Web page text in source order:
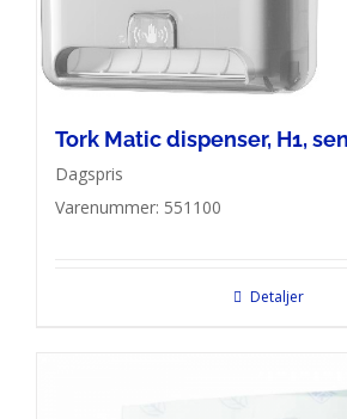
Tork Matic dispenser, H1,
Dagspris
Varenummer: 551100
Detaljer